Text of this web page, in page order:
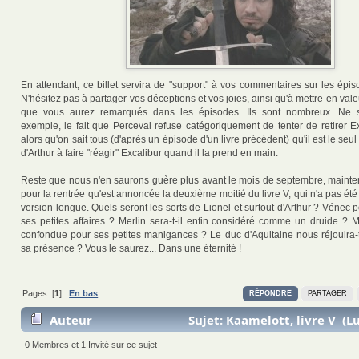
En attendant, ce billet servira de "support" à vos commentaires sur les
N'hésitez pas à partager vos déceptions et vos joies, ainsi qu'à mettre en
que vous aurez remarqués dans les épisodes. Ils sont nombreux. Ne
exemple, le fait que Perceval refuse catégoriquement de tenter de retirer
alors qu'on sait tous (d'après un épisode d'un livre précédent) qu'il est le
d'Arthur à faire "réagir" Excalibur quand il la prend en main.
Reste que nous n'en saurons guère plus avant le mois de septembre,
pour la rentrée qu'est annoncée la deuxième moitié du livre V, qui n'a pas
version longue. Quels seront les sorts de Lionel et surtout d'Arthur ? Vénec
ses petites affaires ? Merlin sera-t-il enfin considéré comme un druide ?
confondue pour ses petites manigances ? Le duc d'Aquitaine nous
sa présence ? Vous le saurez... Dans une éternité !
RÉPONDRE PARTAGER
Pages: [1]En bas
Auteur Sujet: Kaamelott, livre V
0 Membres et 1 Invité sur ce sujet